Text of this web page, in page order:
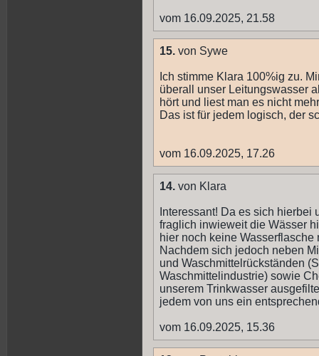
vom 16.09.2025, 21.58
15. von Sywe
Ich stimme Klara 100%ig zu.
überall unser Leitungswasser
hört und liest man es nicht
Das ist für jedem logisch, der
vom 16.09.2025, 17.26
14. von Klara
Interessant! Da es sich
fraglich inwieweit die Wässer
hier noch keine
Nachdem sich jedoch neben
und Waschmittelrückständen
Waschmittelindustrie) sowie
unserem Trinkwasser
jedem von uns ein
vom 16.09.2025, 15.36